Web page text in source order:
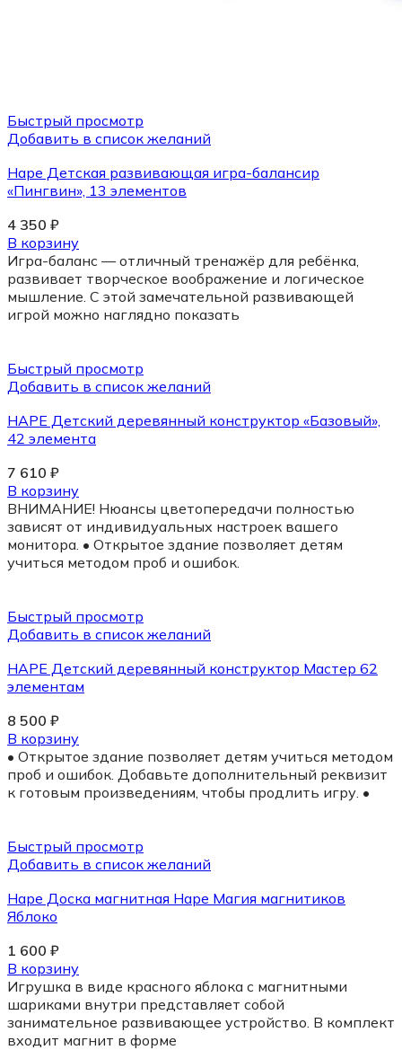
Быстрый просмотр
Добавить в список желаний
Hape Детская развивающая игра-балансир
«Пингвин», 13 элементов
4 350 ₽
В корзину
Игра-баланс — отличный тренажёр для ребёнка,
развивает творческое воображение и логическое
мышление. С этой замечательной развивающей
игрой можно наглядно показать
Быстрый просмотр
Добавить в список желаний
HAPE Детский деревянный конструктор «Базовый»,
42 элемента
7 610 ₽
В корзину
ВНИМАНИЕ! Нюансы цветопередачи полностью
зависят от индивидуальных настроек вашего
монитора. • Открытое здание позволяет детям
учиться методом проб и ошибок.
Быстрый просмотр
Добавить в список желаний
HAPE Детский деревянный конструктор Мастер 62
элементам
8 500 ₽
В корзину
• Открытое здание позволяет детям учиться методом
проб и ошибок. Добавьте дополнительный реквизит
к готовым произведениям, чтобы продлить игру. •
Быстрый просмотр
Добавить в список желаний
Hape Доска магнитная Hape Магия магнитиков
Яблоко
1 600 ₽
В корзину
Игрушка в виде красного яблока с магнитными
шариками внутри представляет собой
занимательное развивающее устройство. В комплект
входит магнит в форме